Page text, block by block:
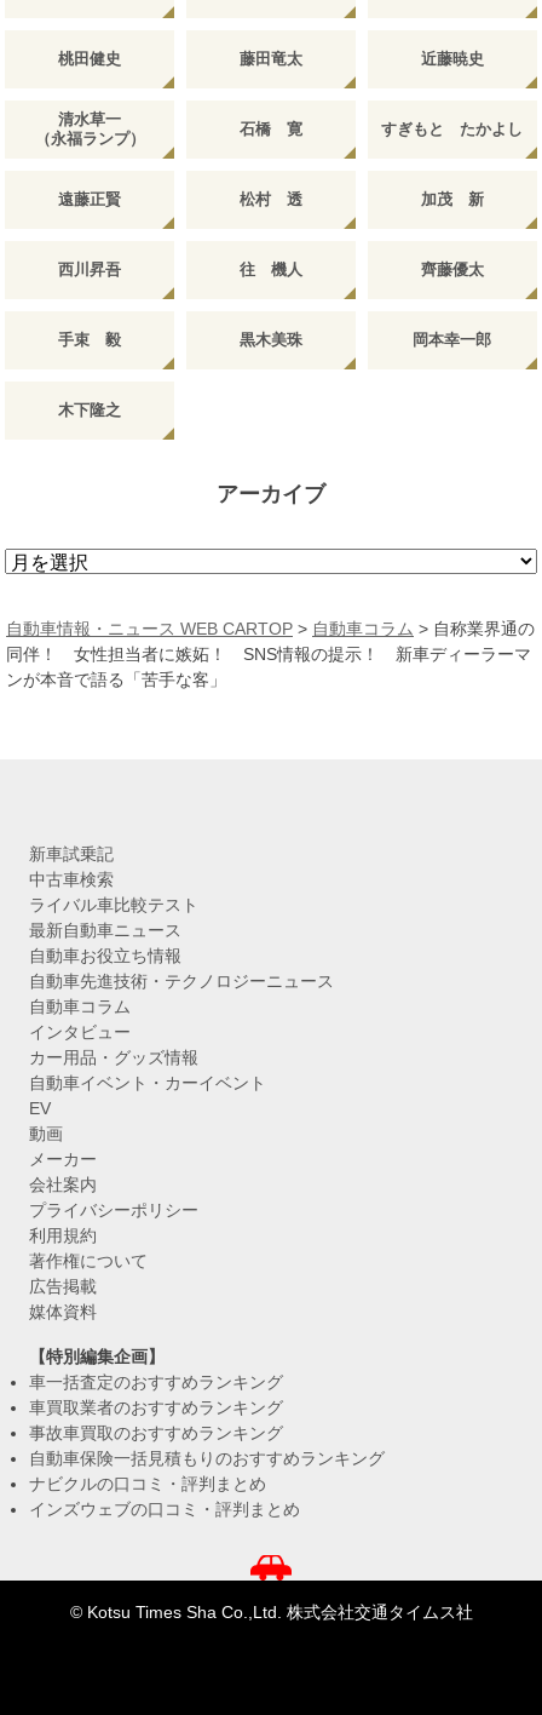
桃田健史 藤田竜太 近藤暁史
清水草一
（永福ランプ）
石橋 寛 すぎもと たかよし
遠藤正賢 松村 透 加茂 新
西川昇吾 往 機人 齊藤優太
手束 毅 黒木美珠 岡本幸一郎
木下隆之
アーカイブ
ア
カ
イ
ブ
自動車情報・ニュース WEB CARTOP > 自動車コラム > 自称業界通の
同伴！ 女性担当者に嫉妬！ SNS情報の提示！ 新車ディーラーマ
ンが本音で語る「苦手な客」
新車試乗記
中古車検索
ライバル車比較テスト
最新自動車ニュース
自動車お役立ち情報
自動車先進技術・テクノロジーニュース
自動車コラム
インタビュー
カー用品・グッズ情報
自動車イベント・カーイベント
EV
動画
メーカー
会社案内
プライバシーポリシー
利用規約
著作権について
広告掲載
媒体資料
【特別編集企画】
車一括査定のおすすめランキング
車買取業者のおすすめランキング
事故車買取のおすすめランキング
自動車保険一括見積もりのおすすめランキング
ナビクルの口コミ・評判まとめ
インズウェブの口コミ・評判まとめ
© Kotsu Times Sha Co.,Ltd. 株式会社交通タイムス社